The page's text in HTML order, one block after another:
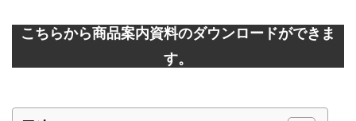
こちらから商品案内資料のダウンロードができま
す。